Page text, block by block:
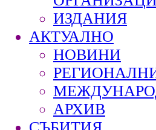
ИЗДАНИЯ
АКТУАЛНО
НОВИНИ
АРХИВ